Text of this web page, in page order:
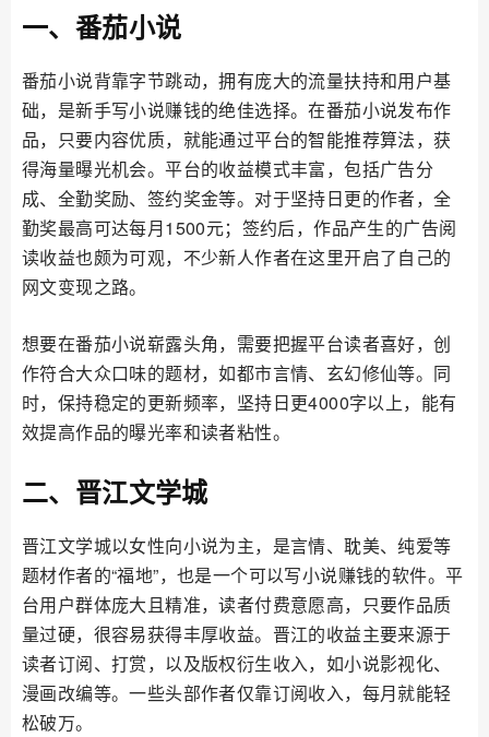
一、番茄小说
番茄小说背靠字节跳动，拥有庞大的流量扶持和用户基
础，是新手写小说赚钱的绝佳选择。在番茄小说发布作
品，只要内容优质，就能通过平台的智能推荐算法，获
得海量曝光机会。平台的收益模式丰富，包括广告分
成、全勤奖励、签约奖金等。对于坚持日更的作者，全
勤奖最高可达每月1500元；签约后，作品产生的广告阅
读收益也颇为可观，不少新人作者在这里开启了自己的
网文变现之路。
想要在番茄小说崭露头角，需要把握平台读者喜好，创
作符合大众口味的题材，如都市言情、玄幻修仙等。同
时，保持稳定的更新频率，坚持日更4000字以上，能有
效提高作品的曝光率和读者粘性。
二、晋江文学城
晋江文学城以女性向小说为主，是言情、耽美、纯爱等
题材作者的“福地”，也是一个可以写小说赚钱的软件。平
台用户群体庞大且精准，读者付费意愿高，只要作品质
量过硬，很容易获得丰厚收益。晋江的收益主要来源于
读者订阅、打赏，以及版权衍生收入，如小说影视化、
漫画改编等。一些头部作者仅靠订阅收入，每月就能轻
松破万。